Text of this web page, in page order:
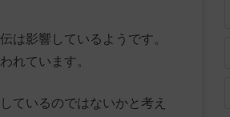
は影響しているようです。
れています。
ているのではないかと考え